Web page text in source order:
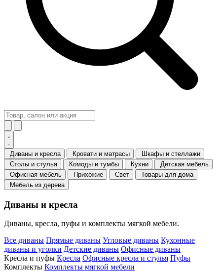
Диваны и кресла Кровати и матрасы
Шкафы и стеллажи
Столы и стулья
Комоды и тумбы Кухни
Детская мебель
Офисная мебель
Прихожие Свет
Товары для дома
Мебель из дерева
Диваны и кресла
Диваны, кресла, пуфы и комплекты мягкой мебели.
Все диваны Прямые диваны Угловые диваны Кухонные
диваны и уголки Детские диваны Офисные диваны
Кресла и пуфы Кресла Офисные кресла и стулья Пуфы
Комплекты Комплекты мягкой мебели